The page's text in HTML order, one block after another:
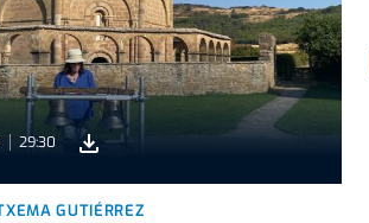
29:30
GUTIÉRREZ